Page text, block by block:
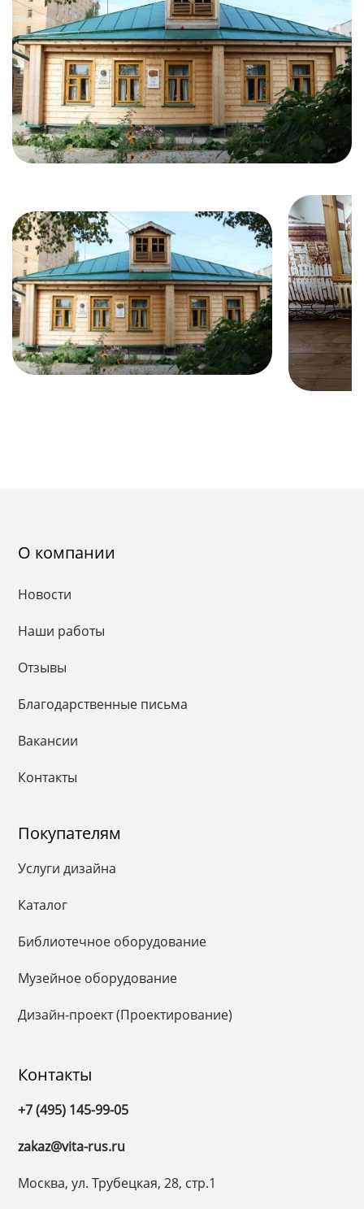
О компании
Новости
Наши работы
Отзывы
Благодарственные письма
Вакансии
Контакты
Покупателям
Услуги дизайна
Каталог
Библиотечное оборудование
Музейное оборудование
Дизайн-проект (Проектирование)
Контакты
+7 (495) 145-99-05
zakaz@vita-rus.ru
Москва, ул. Трубецкая, 28, стр.1